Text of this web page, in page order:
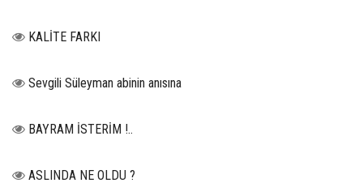
KALİTE FARKI
Sevgili Süleyman abinin anısına
BAYRAM İSTERİM !..
ASLINDA NE OLDU ?